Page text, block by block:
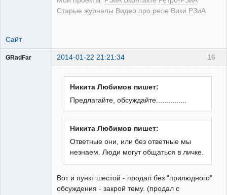
Старые журналы Видео про реле Вики РЗиА
Сайт
16
GRadFar 2014-01-22 21:21:34
Никита Любимов пишет:
Предлагайте, обсуждайте...............
Никита Любимов пишет:
Ответные они, или без ответные мы
незнаем. Люди могут общаться в личке.
Вот и пункт шестой - продал без "прилюдного"
обсуждения - закрой тему. (продал с